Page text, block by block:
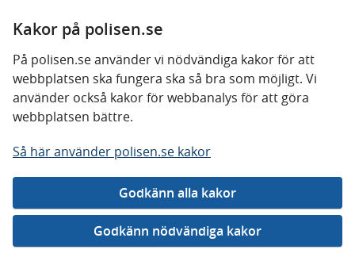
Kakor på polisen.se
På polisen.se använder vi nödvändiga kakor för att
webbplatsen ska fungera ska så bra som möjligt. Vi
använder också kakor för webbanalys för att göra
webbplatsen bättre.
Så här använder polisen.se kakor